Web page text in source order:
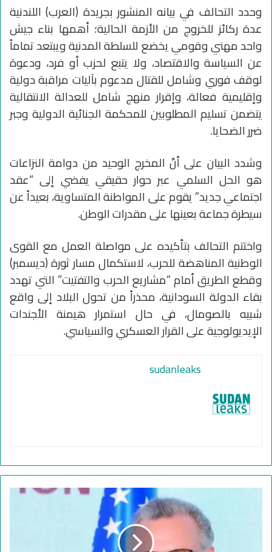
وحدد التحالف في بيانه المنشور بجريدة (العرب) اللندنية
عدة ركائز للخروج من الأزمة الحالية؛ أهمها بناء جيش
واحد مهني وقومي يخضع للسلطة المدنية ويبتعد تماماً
عن السياسة والاقتصاد، ولا يتبع لحزب أو فرد، ودعوة
لوقف فوري وشامل للقتال مدعوم بآليات مراقبة دولية
وإقليمية فعالة، وإقرار منهج شامل للعدالة الانتقالية
يتضمن تسليم المطلوبين للمحكمة الجنائية الدولية وجبر
ضرر الضحايا.
وشدد البيان على أنّ المخرج الوحيد من دوامة النزاعات
هو الحل السلمي عبر حوار حقيقي يفضي إلى “عقد
اجتماعي جديد” يقوم على المواطنة المتساوية، بعيداً عن
سيطرة جماعة بعينها على مقدرات الوطن.
واختتم التحالف بتأكيده على مواصلة العمل مع القوى
الوطنية المناهضة للحرب، لاستكمال مسار ثورة (ديسمبر)
وقطع الطريق أمام “مشاريع الحرب والتفتيت” التي تهدد
بقاء الدولة السودانية، محذراً من تحول البلاد إلى واقع
شبيه بالصومال، في حال استمرار هيمنة الأجندات
الإيديولوجية على القرار العسكري والسياسي.
sudanleaks